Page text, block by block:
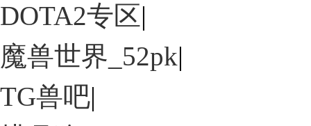
DOTA2专区|
魔兽世界_52pk|
TG兽吧|